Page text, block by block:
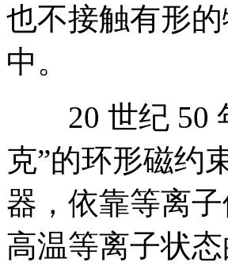
也不接触有形
中。
20 世纪 50
克”的环形磁约
器，依靠等离
高温等离子状